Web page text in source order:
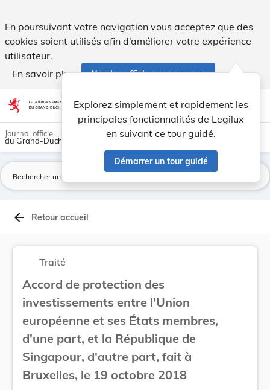
En poursuivant votre navigation vous acceptez que des
cookies soient utilisés afin d’améliorer votre expérience
utilisateur.
En savoir plus
Ne plus afficher ce message
Aller au contenu account_circle help Aide
Explorez simplement et rapidement les
principales fonctionnalités de Legilux
en suivant ce tour guidé.
Démarrer un tour guidé
light_mode dark_mode
Journal officiel
du Grand-Duché de Luxembourg
arrow_back Retour accueil
Traité
Accord de protection des
investissements entre l'Union
européenne et ses États membres,
d'une part, et la République de
Singapour, d'autre part, fait à
Bruxelles, le 19 octobre 2018